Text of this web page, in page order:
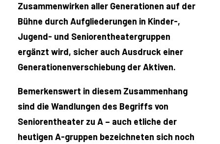
Zusammenwirken aller Generationen auf der
Bühne durch Aufgliederungen in Kinder-,
Jugend- und Seniorentheatergruppen
ergänzt wird, sicher auch Ausdruck einer
Generationenverschiebung der Aktiven.
Bemerkenswert in diesem Zusammenhang
sind die Wandlungen des Begriffs von
Seniorentheater zu A – auch etliche der
heutigen A-gruppen bezeichneten sich noch